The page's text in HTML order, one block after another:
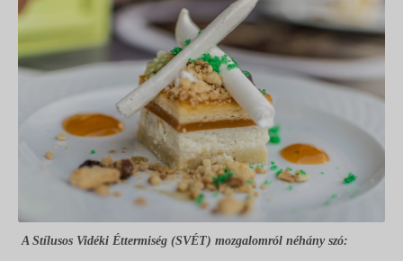
A Stílusos Vidéki Éttermiség (SVÉT) mozgalomról néhány szó: